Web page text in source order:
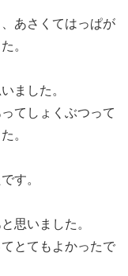
あさくてはっぱが
。
ました。
てしょくぶつって
。
す。
思いました。
とてもよかったで